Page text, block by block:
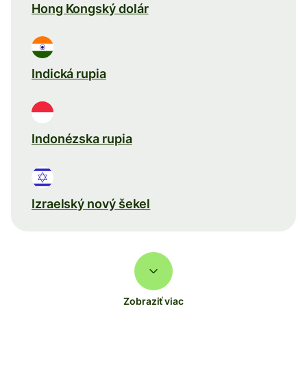
Hong Kongský dolár
Indická rupia
Indonézska rupia
Izraelský nový šekel
Zobraziť viac